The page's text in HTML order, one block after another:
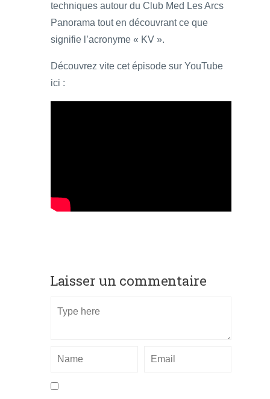
techniques autour du Club Med Les Arcs
Panorama tout en découvrant ce que
signifie l’acronyme « KV ».
Découvrez vite cet épisode sur YouTube
ici :
Laisser un commentaire